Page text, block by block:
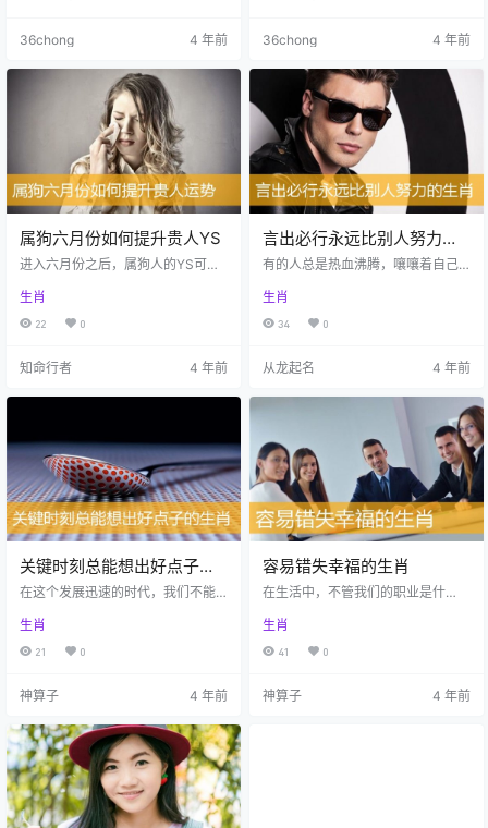
和生肖狗对冲，对感情的影响还是
是水库和火库的掌管者。龙狗的性
格会有很大的差距。属龙人家庭观
念很强，属狗的人对家庭的态度则
弱一些，其实并非是属狗的人不爱
家，而是更多时候要奔波在外。属
36chong 4 年前
面让我们一起了解一下天生善缘人
属羊人性格十分脚踏实地，做事认
真勤奋，他们能够为了事业和家庭
付出自己全部的心力，也很能站在
别人的立场去思考问题，懂得替人
着想，不会凡事只顾着自己。这样
的属羊人…
36chong 4 年前
属狗六月份如何提升贵人YS
进入六月份之后，属狗人的YS可以
放宽自己的心态，好好面对生活、
工作上的问题。下面让我们一起了
始回升。 事业：事业官运略有下
幸运方位。 提醒：调理才是硬道理
哦。 进入2018年，属狗人的贵人就
是属羊人。属狗…
生肖
22 0
知命行者 4 年前
言出必行永远比别人努力的
生肖
有的人总是热血沸腾，嚷嚷着自己
而有的人要么不说，要么就言出必
行，永远都比别人更加努力。下面
人在生活和工作中，不会只是喊口
马人也不会轻易放弃希望。他们每
天忙忙碌碌，时而充满动力，时而
疲惫不堪，很努力地在做着他想做
的事情，最终能把别人远远甩在身
后。 属…
生肖
34 0
从龙起名 4 年前
关键时刻总能想出好点子的
生肖
在这个发展迅速的时代，我们不能
要有更多的创意和想法才能进步。
我们在这个社会中，应该努力做一
个有想法的人。下面让我们一起了
生肖有哪些。 属蛇的人一直以来都
们的反应能力和头脑都是拔尖的。
在生活中，他们经常耍一些小聪明
跟身边的人开一些无伤大雅的玩
笑。不过要是在紧急的情况下，他
们的头脑也能发挥很大的作用。 属
羊的人虽…
生肖
21 0
神算子 4 年前
容易错失幸福的生肖
在生活中，不管我们的职业是什
进，那就是幸福，追求幸福的脚步
不能停止，但很多人却会在分岔路
口停下来而不知如何选择，停下的
自己的幸福。那么在十二生肖中，
生肖
41 0
神算子 4 年前